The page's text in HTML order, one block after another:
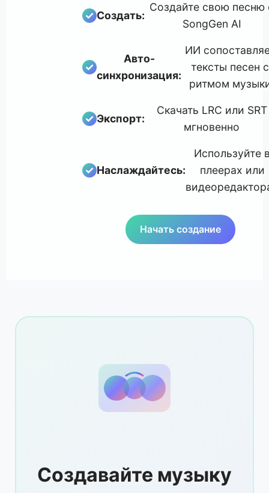
1
Создать
2
Синхронизация
3
Экспорт
♪
♬
Создать:
Создайте свою песню
SongGen AI
Авто-
синхронизация:
ИИ
тексты песен с
ритмом
Экспорт:
Скачать LRC или SRT
мгновенно
Наслаждайтесь:
Используйте
плеерах или
Начать создание
Создавайте музыку